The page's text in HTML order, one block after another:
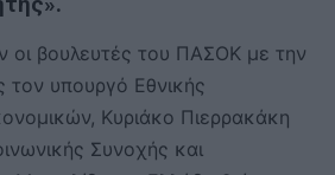
οι βουλευτές του ΠΑΣΟΚ με την
υπουργό Εθνικής
Κυριάκο Πιερρακάκη
Συνοχής και